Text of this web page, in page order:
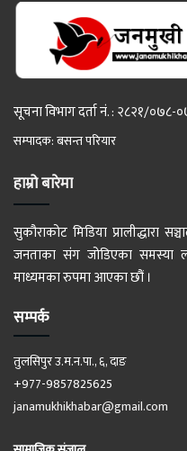
सूचना विभाग दर्ता नं. : २८२१/०७८-
सम्पादक: बसन्त परियार
हाम्रो बारेमा
सुकौराकोट मिडिया प्रालीद्धारा
जनताका संग जोडिएका समस्या
माध्यमका रुपमा आएका छौं ।
सम्पर्क
तुलसिपुर उ.म.न.पा., ६, दाङ
+977-9857825625
janamukhikhabar@gmail.com